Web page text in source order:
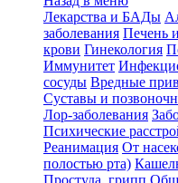
Лекарства и БАДы
заболевания Печень
крови Гинекология
Иммунитет
сосуды Вредные
Суставы и
Лор-заболевания
Психические
Реанимация От
полостью рта)
Простуда, грипп